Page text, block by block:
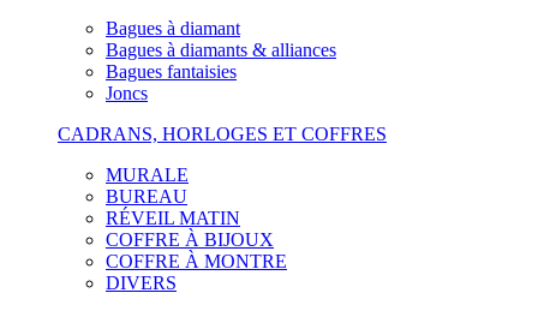
Bagues à diamant
Bagues à diamants & alliances
Bagues fantaisies
Joncs
CADRANS, HORLOGES ET COFFRES
MURALE
BUREAU
RÉVEIL MATIN
COFFRE À BIJOUX
COFFRE À MONTRE
DIVERS